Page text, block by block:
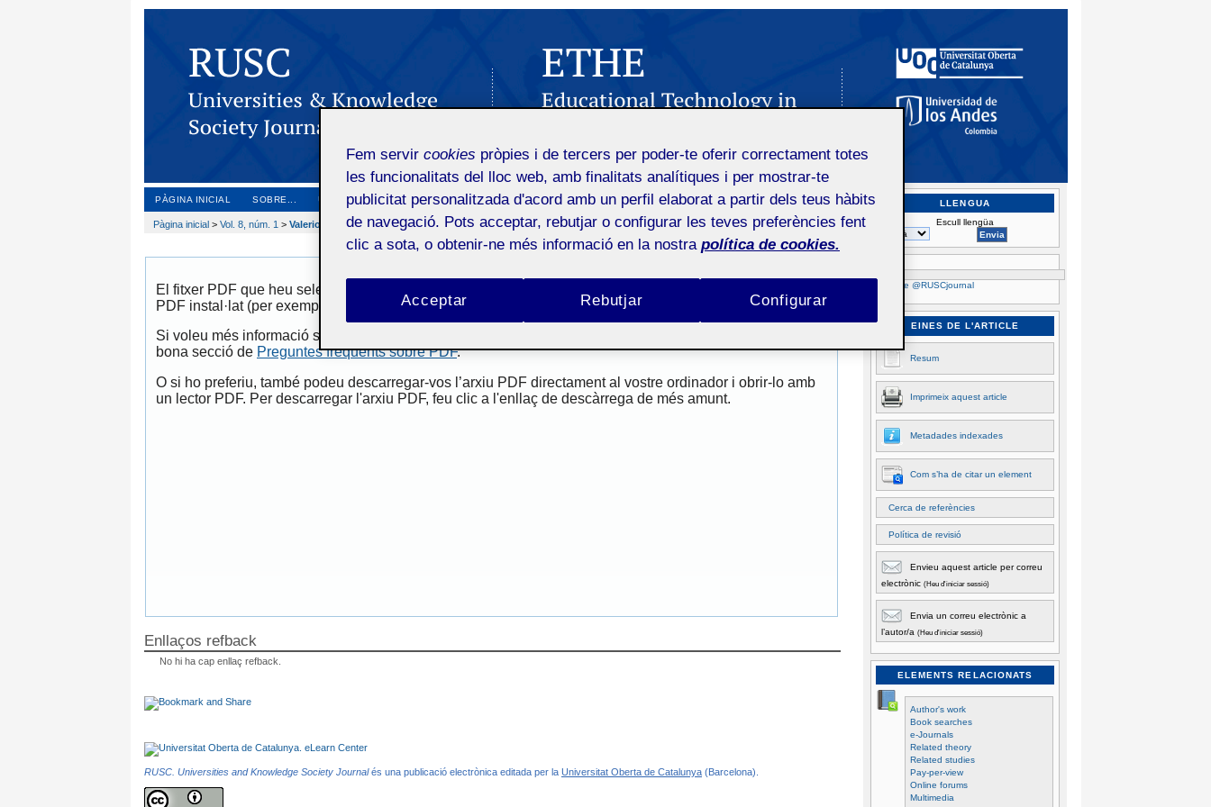
LLENGUA
Escull llengüa
Tuits de @RUSCjournal
EINES DE L'ARTICLE
Resum
Imprimeix aquest article
Metadades indexades
Com s’ha de citar un element
Cerca de referències
Política de revisió
Envieu aquest article per correu
electrònic (Heu d'iniciar sessió)
Envia un correu electrònic a
l’autor/a (Heu d'iniciar sessió)
ELEMENTS RELACIONATS
Author's work
Book searches
e-Journals
Related theory
Related studies
Pay-per-view
Online forums
Multimedia
PÀGINA INICIAL SOBRE... ÚLTIM NÚMERO ARXIUS AVISOS COMITÈ EDITORIAL INDEXACIÓ
Pàgina inicial > Vol. 8, núm. 1 > Valerio Ureña
Descarrega aquest fitxer PDF
El fitxer PDF que heu seleccionat es carregarà si el vostre navegador web té un mòdul de lectura d'arxius
PDF instal·lat (per exemple, una versió recent d' Adobe Acrobat Reader).
Si voleu més informació sobre com imprimir, desar i editar arxius PDF, Highwire Press us ofereix una
bona secció de Preguntes freqüents sobre PDF.
O si ho preferiu, també podeu descarregar-vos l’arxiu PDF directament al vostre ordinador i obrir-lo amb
un lector PDF. Per descarregar l'arxiu PDF, feu clic a l'enllaç de descàrrega de més amunt.
Enllaços refback
No hi ha cap enllaç refback.
RUSC. Universities and Knowledge Society Journalés una publicació electrònica editada per la Universitat Oberta de Catalunya (Barcelona).
Fem servir cookies pròpies i de tercers per poder-te oferir correctament totes
les funcionalitats del lloc web, amb finalitats analítiques i per mostrar-te
publicitat personalitzada d'acord amb un perfil elaborat a partir dels teus hàbits
de navegació. Pots acceptar, rebutjar o configurar les teves preferències fent
clic a sota, o obtenir-ne més informació en la nostra política de cookies.
Rebutjar
Acceptar Configurar